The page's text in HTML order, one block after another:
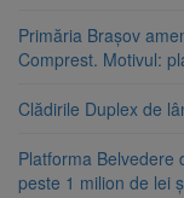
Primăria Brașov
Comprest. Motivul:
Clădirile Duplex de
Platforma Belvedere
peste 1 milion de lei